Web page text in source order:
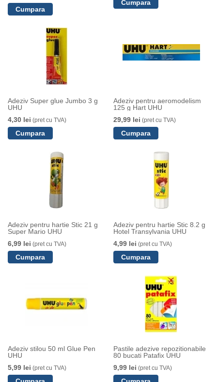
Adeziv Super glue Jumbo 3 g
UHU
4,30 lei (pret cu TVA)
Adeziv pentru aeromodelism
125 g Hart UHU
29,99 lei (pret cu TVA)
Adeziv pentru hartie Stic 21 g
Super Mario UHU
6,99 lei (pret cu TVA)
Adeziv pentru hartie Stic 8.2 g
Hotel Transylvania UHU
4,99 lei (pret cu TVA)
Adeziv stilou 50 ml Glue Pen
UHU
5,99 lei (pret cu TVA)
Pastile adezive repozitionabile
80 bucati Patafix UHU
9,99 lei (pret cu TVA)